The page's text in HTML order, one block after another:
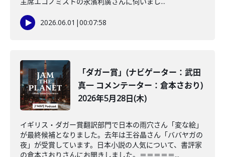
2026.06.01 |00:07:58
「ダガー賞」(ナビゲーター：武田
真一 コメンテーター：倉本さおり)
2026年5月28日(木)
イギリス・ダガー賞翻訳部門で日本の雨穴さん「変な絵」
が最終候補となりました。去年は王谷晶さん「ババヤガの
夜」が受賞しています。日本小説の人気について、書評家
の倉本さおりさんにお聞きしました。＝＝＝＝＝...